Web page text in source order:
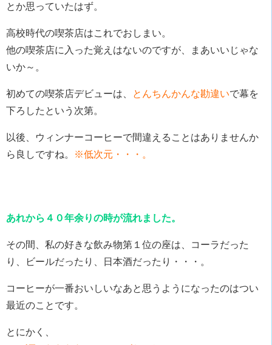
とか思っていたはず。
高校時代の喫茶店はこれでおしまい。
他の喫茶店に入った覚えはないのですが、まあいいじゃな
いか～。
初めての喫茶店デビューは、 とんちんかんな勘違いで幕を
下ろしたという次第。
以後、ウィンナーコーヒーで間違えることはありませんか
ら良しですね。
※低次元・・・。
あれから４０年余りの時が流れました。
その間、私の好きな飲み物第１位の座は、コーラだった
り、ビールだったり、日本酒だったり・・・。
コーヒーが一番おいしいなあと思うようになったのはつい
最近のことです。
とにかく、